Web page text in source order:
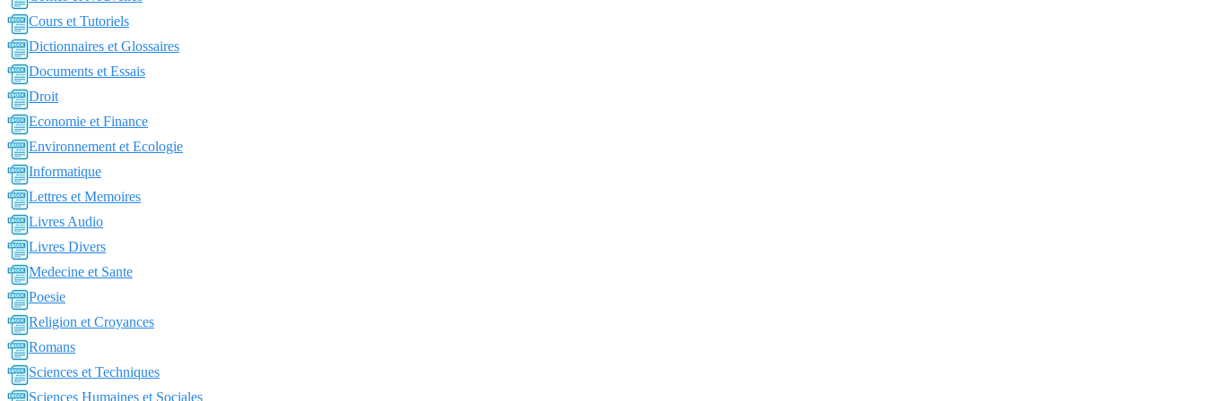
Cours et Tutoriels
Dictionnaires et Glossaires
Documents et Essais
Droit
Economie et Finance
Environnement et Ecologie
Informatique
Lettres et Memoires
Livres Audio
Livres Divers
Medecine et Sante
Poesie
Religion et Croyances
Romans
Sciences et Techniques
Sciences Humaines et Sociales